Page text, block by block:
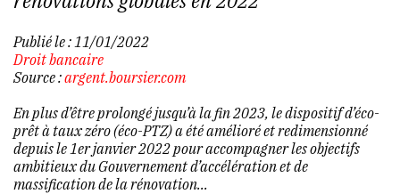
Publié le : 11/01/2022
Droit bancaire
Source :argent.boursier.com
En plus d’être prolongé jusqu’à la fin 2023, le dispositif d’éco-
prêt à taux zéro (éco-PTZ) a été amélioré et redimensionné
depuis le 1er janvier 2022 pour accompagner les objectifs
ambitieux du Gouvernement d’accélération et de
massification de la rénovation...